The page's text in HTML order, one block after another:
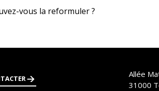
vous la reformuler ?
Allée
31000